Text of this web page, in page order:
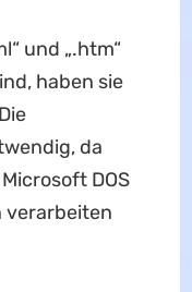
und „.htm“
haben sie
da
DOS
verarbeiten